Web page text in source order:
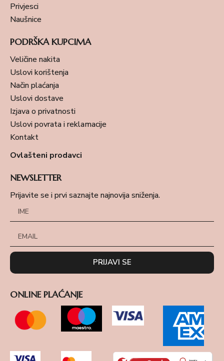
Privjesci
Naušnice
PODRŠKA KUPCIMA
Veličine nakita
Uslovi korištenja
Način plaćanja
Uslovi dostave
Izjava o privatnosti
Uslovi povrata i reklamacije
Kontakt
Ovlašteni prodavci
NEWSLETTER
Prijavite se i prvi saznajte najnovija sniženja.
PRIJAVI SE
ONLINE PLAĆANJE